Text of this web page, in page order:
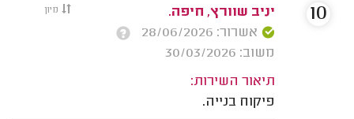
מיון
יניב שוורץ, חיפה.
אשרור: 28/06/2026
משוב: 30/03/2026
תיאור השירות:
פיקוח בנייה.
10